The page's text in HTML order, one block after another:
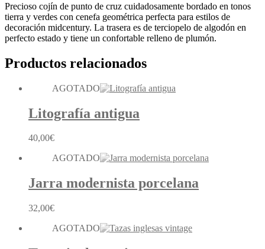
cruz
estilo
midcentury
cantidad
Precioso cojín de punto de cruz cuidadosamente bordado en tonos
tierra y verdes con cenefa geométrica perfecta para estilos de
decoración midcentury. La trasera es de terciopelo de algodón en
perfecto estado y tiene un confortable relleno de plumón.
Productos relacionados
AGOTADO
Litografía antigua
40,00€
AGOTADO
Jarra modernista porcelana
32,00€
AGOTADO